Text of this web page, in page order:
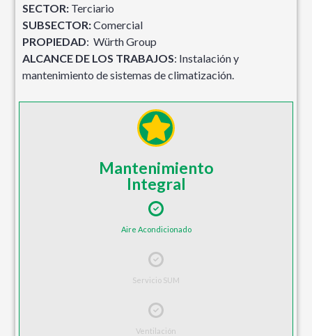
SECTOR: Terciario
SUBSECTOR:Comercial
PROPIEDAD: Würth Group
ALCANCE DE LOS TRABAJOS: Instalación y
mantenimiento de sistemas de climatización.
Mantenimiento
Integral
Aire Acondicionado
Servicio SUM
Ventilación